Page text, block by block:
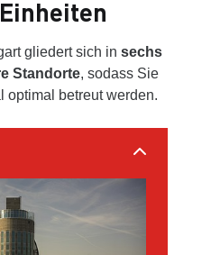
gliedert sich in sechs
Standorte, sodass Sie
optimal betreut werden.